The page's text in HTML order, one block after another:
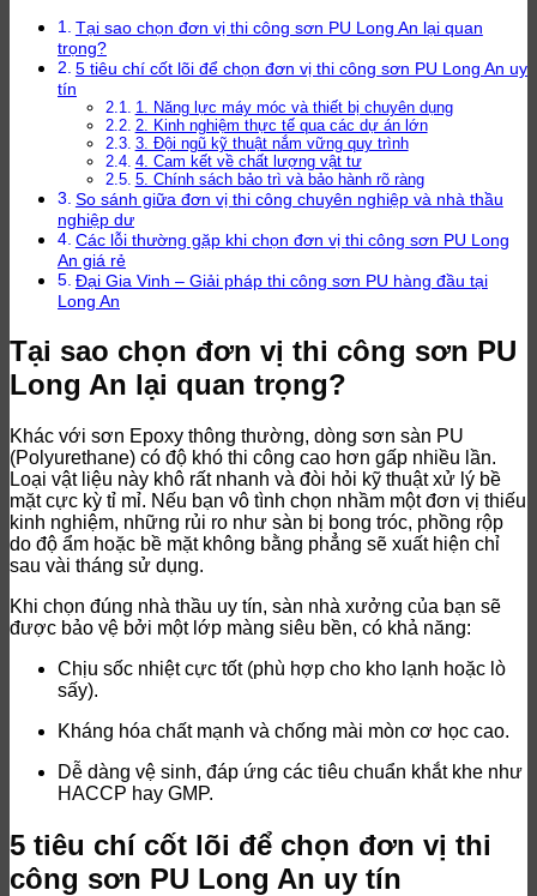
Tại sao chọn đơn vị thi công sơn PU Long An lại quan
trọng?
5 tiêu chí cốt lõi để chọn đơn vị thi công sơn PU Long An uy
tín
1. Năng lực máy móc và thiết bị chuyên dụng
2. Kinh nghiệm thực tế qua các dự án lớn
3. Đội ngũ kỹ thuật nắm vững quy trình
4. Cam kết về chất lượng vật tư
5. Chính sách bảo trì và bảo hành rõ ràng
So sánh giữa đơn vị thi công chuyên nghiệp và nhà thầu
nghiệp dư
Các lỗi thường gặp khi chọn đơn vị thi công sơn PU Long
An giá rẻ
Đại Gia Vinh – Giải pháp thi công sơn PU hàng đầu tại
Long An
Tại sao chọn đơn vị thi công sơn PU
Long An lại quan trọng?
Khác với sơn Epoxy thông thường, dòng sơn sàn PU
(Polyurethane) có độ khó thi công cao hơn gấp nhiều lần.
Loại vật liệu này khô rất nhanh và đòi hỏi kỹ thuật xử lý bề
mặt cực kỳ tỉ mỉ. Nếu bạn vô tình chọn nhầm một đơn vị thiếu
kinh nghiệm, những rủi ro như sàn bị bong tróc, phồng rộp
do độ ẩm hoặc bề mặt không bằng phẳng sẽ xuất hiện chỉ
sau vài tháng sử dụng.
Khi chọn đúng nhà thầu uy tín, sàn nhà xưởng của bạn sẽ
được bảo vệ bởi một lớp màng siêu bền, có khả năng:
Chịu sốc nhiệt cực tốt (phù hợp cho kho lạnh hoặc lò
sấy).
Kháng hóa chất mạnh và chống mài mòn cơ học cao.
Dễ dàng vệ sinh, đáp ứng các tiêu chuẩn khắt khe như
HACCP hay GMP.
5 tiêu chí cốt lõi để chọn đơn vị thi
công sơn PU Long An uy tín